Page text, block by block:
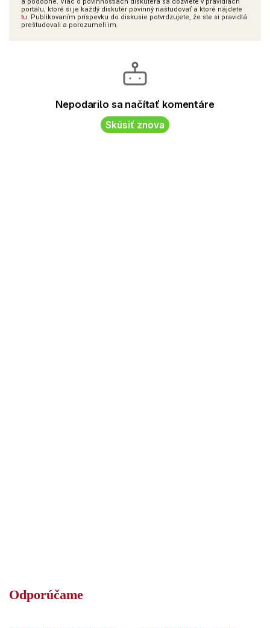
portálu, ktoré si je každý diskutér povinný naštudovať a ktoré nájdete
tu. Publikovaním príspevku do diskusie potvrdzujete, že ste si pravidlá
preštudovali a porozumeli im.
Odporúčame